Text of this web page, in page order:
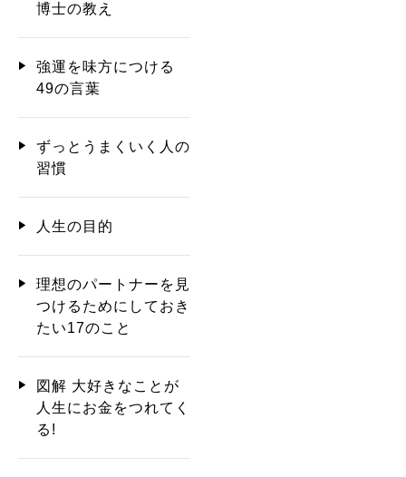
博士の教え
強運を味方につける
49の言葉
ずっとうまくいく人の
習慣
人生の目的
理想のパートナーを見
つけるためにしておき
たい17のこと
図解 大好きなことが
人生にお金をつれてく
る!